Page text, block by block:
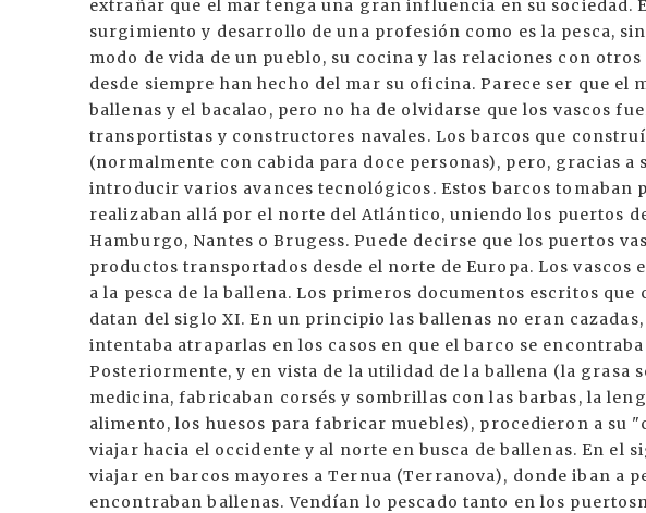
extrañar que el mar tenga una gran influencia en su sociedad.
surgimiento y desarrollo de una profesión como es la pesca,
modo de vida de un pueblo, su cocina y las relaciones con otros
desde siempre han hecho del mar su oficina. Parece ser que el
ballenas y el bacalao, pero no ha de olvidarse que los vascos
transportistas y constructores navales. Los barcos que
(normalmente con cabida para doce personas), pero, gracias a
introducir varios avances tecnológicos. Estos barcos tomaban
realizaban allá por el norte del Atlántico, uniendo los puertos
Hamburgo, Nantes o Brugess. Puede decirse que los puertos
productos transportados desde el norte de Europa. Los vascos
a la pesca de la ballena. Los primeros documentos escritos
datan del siglo XI. En un principio las ballenas no eran
intentaba atraparlas en los casos en que el barco se
Posteriormente, y en vista de la utilidad de la ballena (la grasa
medicina, fabricaban corsés y sombrillas con las barbas, la
alimento, los huesos para fabricar muebles), procedieron a su
viajar hacia el occidente y al norte en busca de ballenas. En el
viajar en barcos mayores a Ternua (Terranova), donde iban a
encontraban ballenas. Vendían lo pescado tanto en los